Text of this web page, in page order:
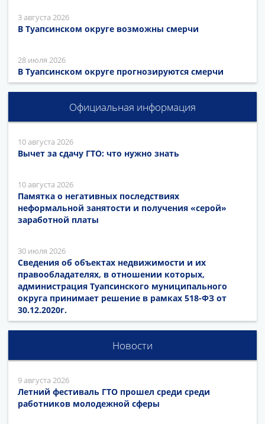
3 августа 2026
В Туапсинском округе возможны смерчи
28 июля 2026
В Туапсинском округе прогнозируются смерчи
Официальная информация
10 августа 2026
Вычет за сдачу ГТО: что нужно знать
10 августа 2026
Памятка о негативных последствиях
неформальной занятости и получения «серой»
заработной платы
30 июля 2026
Сведения об объектах недвижимости и их
правообладателях, в отношении которых,
администрация Туапсинского муниципального
округа принимает решение в рамках 518-ФЗ от
30.12.2020г.
Новости
9 августа 2026
Летний фестиваль ГТО прошел среди среди
работников молодежной сферы